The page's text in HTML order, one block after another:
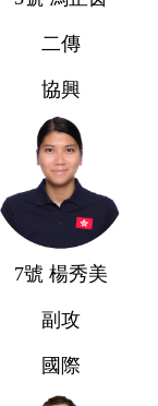
二傳
協興
7號 楊秀美
副攻
國際